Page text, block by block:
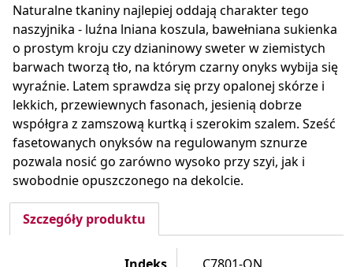
Naturalne tkaniny najlepiej oddają charakter tego
naszyjnika - luźna lniana koszula, bawełniana sukienka
o prostym kroju czy dzianinowy sweter w ziemistych
barwach tworzą tło, na którym czarny onyks wybija się
wyraźnie. Latem sprawdza się przy opalonej skórze i
lekkich, przewiewnych fasonach, jesienią dobrze
współgra z zamszową kurtką i szerokim szalem. Sześć
fasetowanych onyksów na regulowanym sznurze
pozwala nosić go zarówno wysoko przy szyi, jak i
swobodnie opuszczonego na dekolcie.
Szczegóły produktu